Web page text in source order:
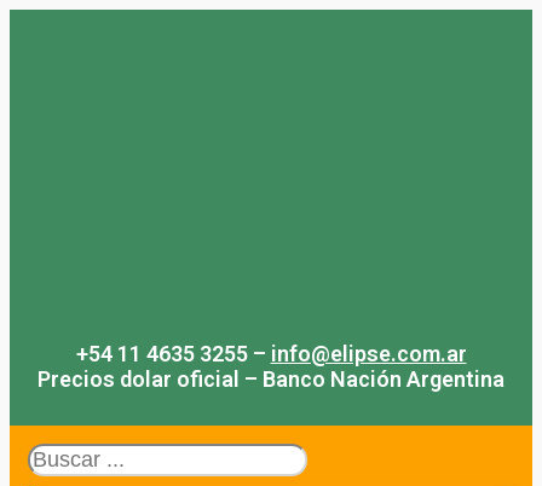
+54 11 4635 3255 – info@elipse.com.ar
Precios dolar oficial – Banco Nación Argentina
Search
...